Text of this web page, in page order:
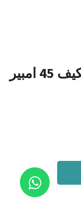
باناسونيك ابيض مفتاح مكيف 45 امبير